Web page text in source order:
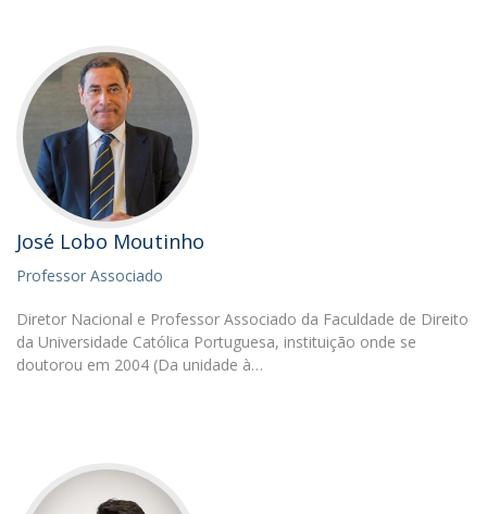
José Lobo Moutinho
Professor Associado
Diretor Nacional e Professor Associado da Faculdade de Direito
da Universidade Católica Portuguesa, instituição onde se
doutorou em 2004 (Da unidade à…